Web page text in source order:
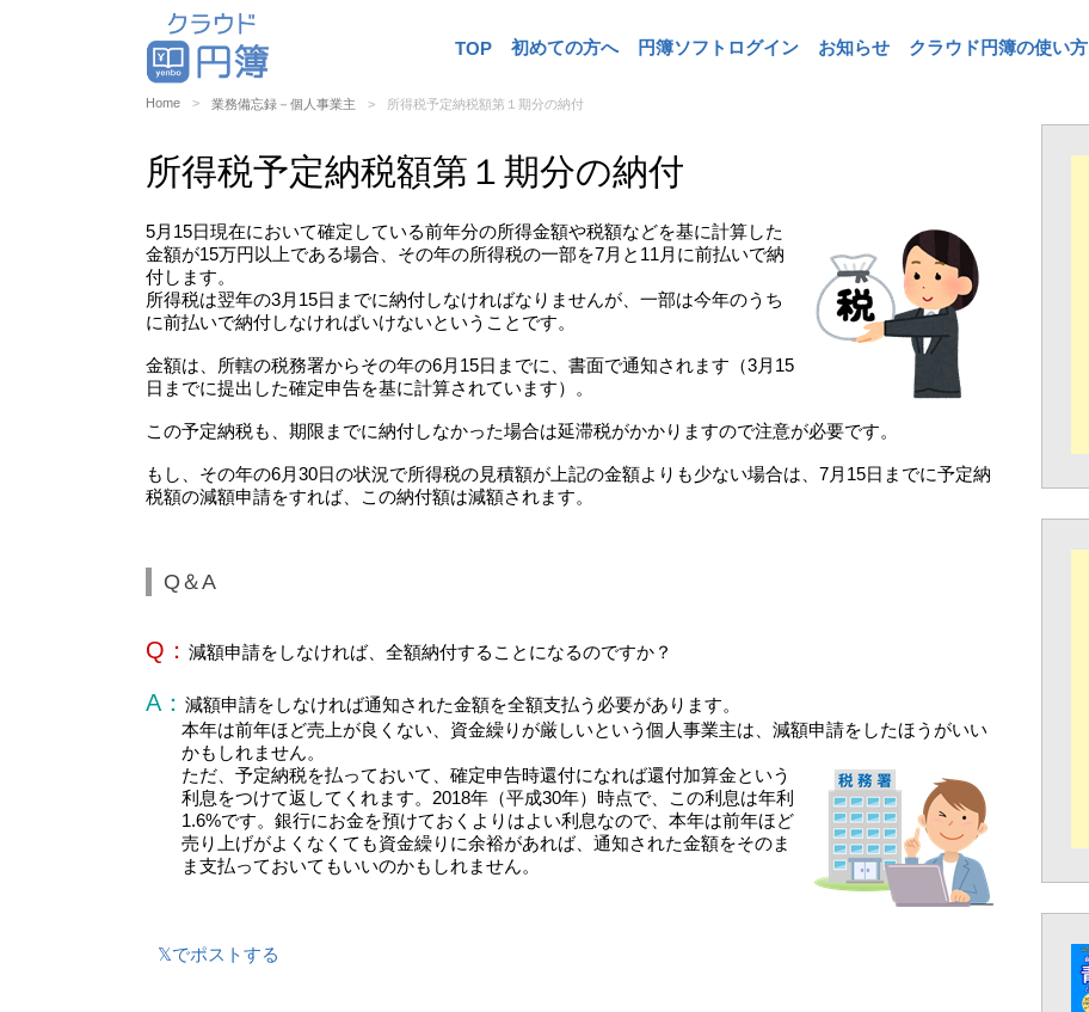
TOP 初めての方へ 円簿ソフトログイン お知らせ クラウド円簿の使い方
Home 業務備忘録－個人事業主 所得税予定納税額第１期分の納付
所得税予定納税額第１期分の納付
5月15日現在において確定している前年分の所得金額や税額などを基に計算した
金額が15万円以上である場合、その年の所得税の一部を7月と11月に前払いで納
付します。
所得税は翌年の3月15日までに納付しなければなりませんが、一部は今年のうち
に前払いで納付しなければいけないということです。
金額は、所轄の税務署からその年の6月15日までに、書面で通知されます（3月15
日までに提出した確定申告を基に計算されています）。
この予定納税も、期限までに納付しなかった場合は延滞税がかかりますので注意が必要です。
もし、その年の6月30日の状況で所得税の見積額が上記の金額よりも少ない場合は、7月15日までに予定納
税額の減額申請をすれば、この納付額は減額されます。
Q＆A
Q： 減額申請をしなければ、全額納付することになるのですか？
A： 減額申請をしなければ通知された金額を全額支払う必要があります。
本年は前年ほど売上が良くない、資金繰りが厳しいという個人事業主は、減額申請をしたほうがいい
かもしれません。
ただ、予定納税を払っておいて、確定申告時還付になれば還付加算金という
利息をつけて返してくれます。2018年（平成30年）時点で、この利息は年利
1.6%です。銀行にお金を預けておくよりはよい利息なので、本年は前年ほど
売り上げがよくなくても資金繰りに余裕があれば、通知された金額をそのま
ま支払っておいてもいいのかもしれません。
𝕏でポストする